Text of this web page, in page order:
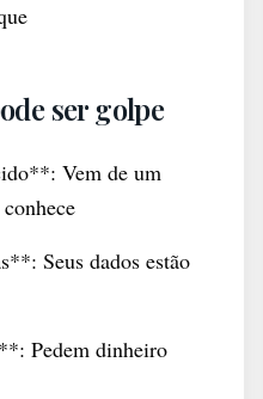
ser golpe
Vem de um
Seus dados estão
Pedem dinheiro